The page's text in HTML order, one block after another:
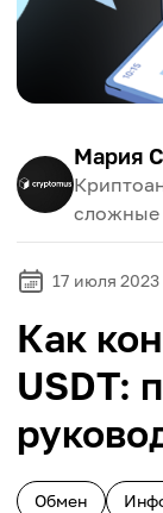
Мария
сложные
17 июля 2023
Как
USDT:
Обмен